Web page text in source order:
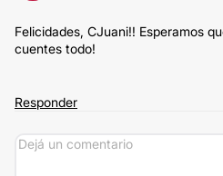
Felicidades, CJuani!! Esperamos
cuentes todo!
Responder